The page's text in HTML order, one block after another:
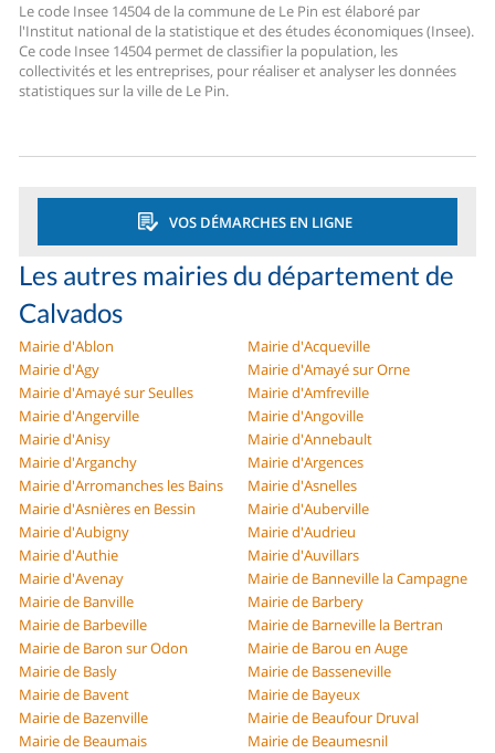
Le code Insee 14504 de la commune de Le Pin est élaboré par
l'Institut national de la statistique et des études économiques (Insee).
Ce code Insee 14504 permet de classifier la population, les
collectivités et les entreprises, pour réaliser et analyser les données
statistiques sur la ville de Le Pin.
VOS DÉMARCHES EN LIGNE
Les autres mairies du département de
Calvados
Mairie d'Ablon
Mairie d'Acqueville
Mairie d'Agy
Mairie d'Amayé sur Orne
Mairie d'Amayé sur Seulles
Mairie d'Amfreville
Mairie d'Angerville
Mairie d'Angoville
Mairie d'Anisy
Mairie d'Annebault
Mairie d'Arganchy
Mairie d'Argences
Mairie d'Arromanches les Bains
Mairie d'Asnelles
Mairie d'Asnières en Bessin
Mairie d'Auberville
Mairie d'Aubigny
Mairie d'Audrieu
Mairie d'Authie
Mairie d'Auvillars
Mairie d'Avenay
Mairie de Banneville la Campagne
Mairie de Banville
Mairie de Barbery
Mairie de Barbeville
Mairie de Barneville la Bertran
Mairie de Baron sur Odon
Mairie de Barou en Auge
Mairie de Basly
Mairie de Basseneville
Mairie de Bavent
Mairie de Bayeux
Mairie de Bazenville
Mairie de Beaufour Druval
Mairie de Beaumais
Mairie de Beaumesnil